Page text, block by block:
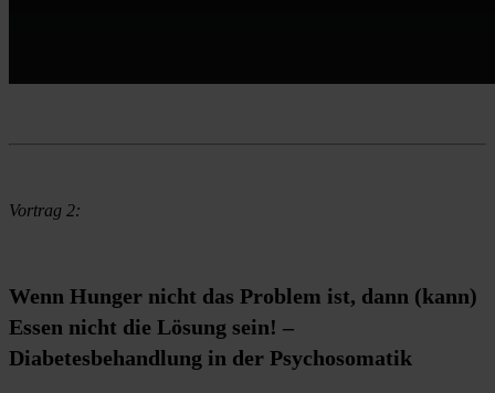
Vortrag 2:
Wenn Hunger nicht das Problem ist, dann (kann)
Essen nicht die Lösung sein! –
Diabetesbehandlung in der Psychosomatik